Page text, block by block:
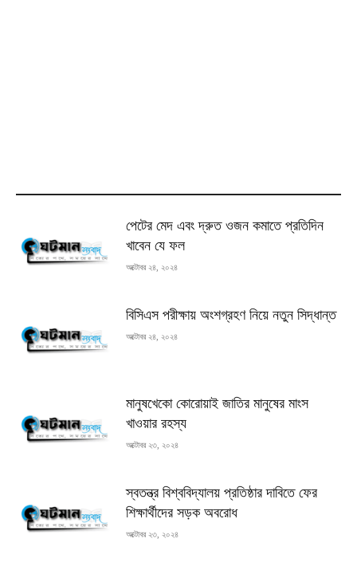
পেটের মেদ এবং দ্রুত ওজন কমাতে প্রতিদিন
খাবেন যে ফল
অক্টোবর ২৪, ২০২৪
বিসিএস পরীক্ষায় অংশগ্রহণ নিয়ে নতুন সিদ্ধান্ত
অক্টোবর ২৪, ২০২৪
মানুষখেকো কোরোয়াই জাতির মানুষের মাংস
খাওয়ার রহস্য
অক্টোবর ২৩, ২০২৪
স্বতন্ত্র বিশ্ববিদ্যালয় প্রতিষ্ঠার দাবিতে ফের
শিক্ষার্থীদের সড়ক অবরোধ
অক্টোবর ২৩, ২০২৪